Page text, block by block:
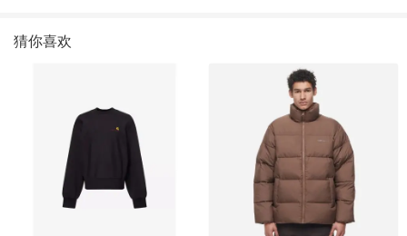
猜你喜欢